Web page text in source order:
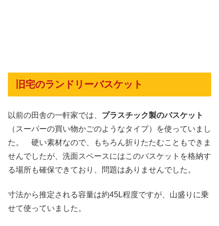
旧宅のランドリーバスケット
以前の田舎の一軒家では、 プラスチック製のバスケット
（スーパーの買い物かごのようなタイプ）を使っていまし
た。 硬い素材なので、もちろん折りたたむこともできま
せんでしたが、洗面スペースにはこのバスケットを格納す
る場所も確保できており、問題はありませんでした。
寸法から推定される容量は約45L程度ですが、山盛りに乗
せて使っていました。